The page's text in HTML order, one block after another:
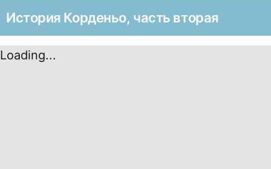
История Корденьо, часть вторая
Loading...